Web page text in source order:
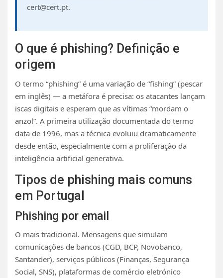
cert@cert.pt.
O que é phishing? Definição e
origem
O termo “phishing” é uma variação de “fishing” (pescar
em inglês) — a metáfora é precisa: os atacantes lançam
iscas digitais e esperam que as vítimas “mordam o
anzol”. A primeira utilização documentada do termo
data de 1996, mas a técnica evoluiu dramaticamente
desde então, especialmente com a proliferação da
inteligência artificial generativa.
Tipos de phishing mais comuns
em Portugal
Phishing por email
O mais tradicional. Mensagens que simulam
comunicações de bancos (CGD, BCP, Novobanco,
Santander), serviços públicos (Finanças, Segurança
Social, SNS), plataformas de comércio eletrónico